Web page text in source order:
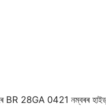
BR 28GA 0421 নম্বৰৰ